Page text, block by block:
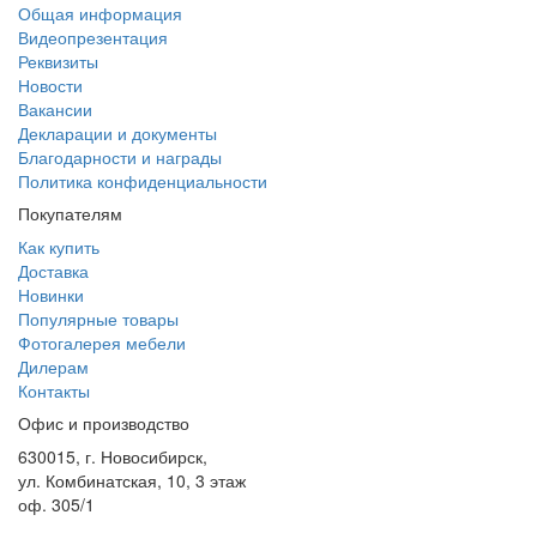
Общая информация
Видеопрезентация
Реквизиты
Новости
Вакансии
Декларации и документы
Благодарности и награды
Политика конфиденциальности
Покупателям
Как купить
Доставка
Новинки
Популярные товары
Фотогалерея мебели
Дилерам
Контакты
Офис и производство
630015, г. Новосибирск,
ул. Комбинатская, 10, 3 этаж
оф. 305/1